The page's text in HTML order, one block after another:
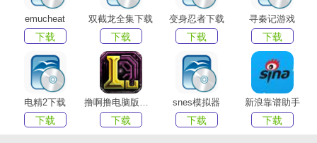
[闪电模拟器正式版使用教程]
雷电模拟器怎么下载应用？
1、首先下载要安装的apk文件，并且记好这个文件所在的位
置。
emucheat
下载
双截龙全集下载
下载
变身忍者下载
下载
寻秦记游戏
下载
电精2下载
下载
撸啊撸电脑版下载
下载
snes模拟器
下载
新浪靠谱助手
下载